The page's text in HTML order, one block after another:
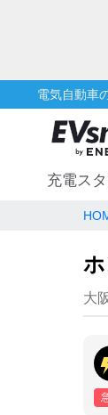
電気自動車
充電ス
大